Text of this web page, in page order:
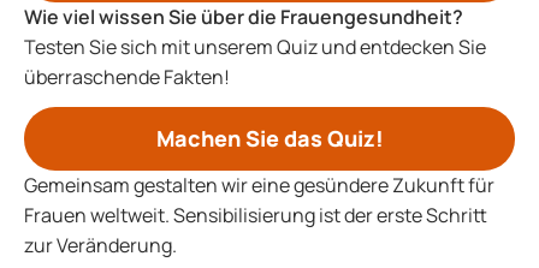
Wie viel wissen Sie über die Frauengesundheit?
Testen Sie sich mit unserem Quiz und entdecken Sie
überraschende Fakten!
Machen Sie das Quiz!
Gemeinsam gestalten wir eine gesündere Zukunft für
Frauen weltweit. Sensibilisierung ist der erste Schritt
zur Veränderung.